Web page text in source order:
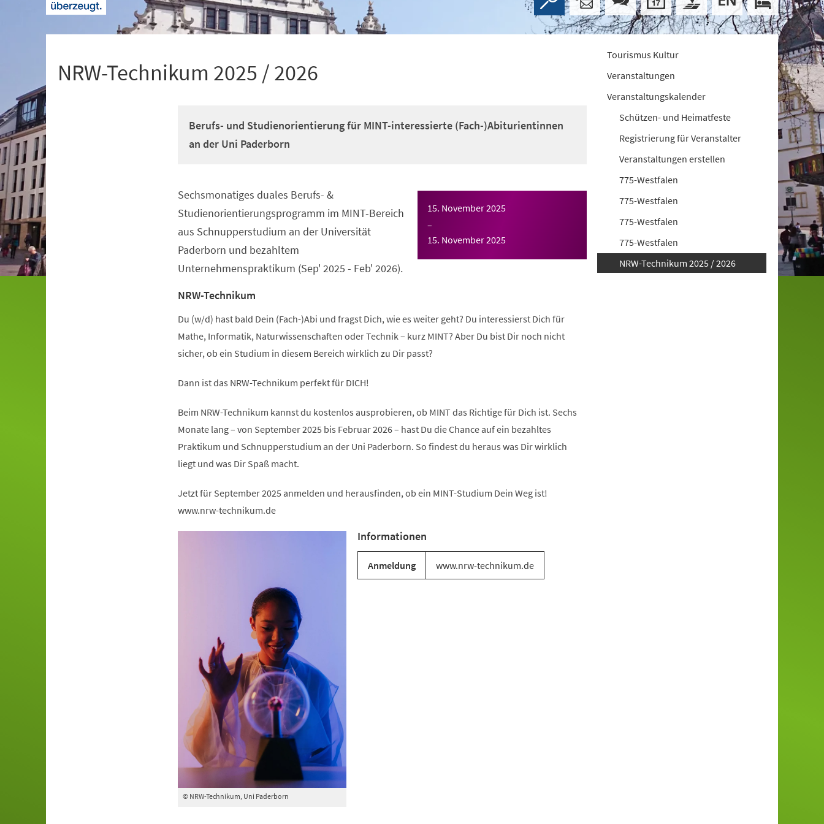
NRW-Technikum 2025 / 2026
Berufs- und Studienorientierung für MINT-interessierte (Fach-)Abiturientinnen
an der Uni Paderborn
15. November 2025
–
15. November 2025
Sechsmonatiges duales Berufs- &
Studienorientierungsprogramm im MINT-Bereich
aus Schnupperstudium an der Universität
Paderborn und bezahltem
Unternehmenspraktikum (Sep' 2025 - Feb' 2026).
NRW-Technikum
Du (w/d) hast bald Dein (Fach-)Abi und fragst Dich, wie es weiter geht? Du interessierst Dich für
Mathe, Informatik, Naturwissenschaften oder Technik – kurz MINT? Aber Du bist Dir noch nicht
sicher, ob ein Studium in diesem Bereich wirklich zu Dir passt?
Dann ist das NRW-Technikum perfekt für DICH!
Beim NRW-Technikum kannst du kostenlos ausprobieren, ob MINT das Richtige für Dich ist. Sechs
Monate lang – von September 2025 bis Februar 2026 – hast Du die Chance auf ein bezahltes
Praktikum und Schnupperstudium an der Uni Paderborn. So findest du heraus was Dir wirklich
liegt und was Dir Spaß macht.
Jetzt für September 2025 anmelden und herausfinden, ob ein MINT-Studium Dein Weg ist!
www.nrw-technikum.de
© NRW-Technikum, Uni Paderborn
Informationen
Anmeldung www.nrw-technikum.de
Tourismus Kultur
Veranstaltungen
Veranstaltungskalender
Schützen- und Heimatfeste
Registrierung für Veranstalter
Veranstaltungen erstellen
775-Westfalen
775-Westfalen
775-Westfalen
775-Westfalen
NRW-Technikum 2025 / 2026